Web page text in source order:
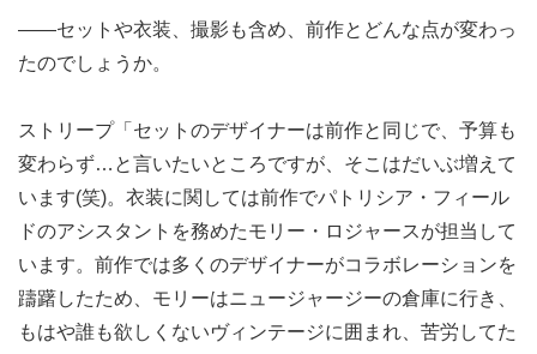
――セットや衣装、撮影も含め、前作とどんな点が変わっ
たのでしょうか。
ストリープ「セットのデザイナーは前作と同じで、予算も
変わらず…と言いたいところですが、そこはだいぶ増えて
います(笑)。衣装に関しては前作でパトリシア・フィール
ドのアシスタントを務めたモリー・ロジャースが担当して
います。前作では多くのデザイナーがコラボレーションを
躊躇したため、モリーはニュージャージーの倉庫に行き、
もはや誰も欲しくないヴィンテージに囲まれ、苦労してた